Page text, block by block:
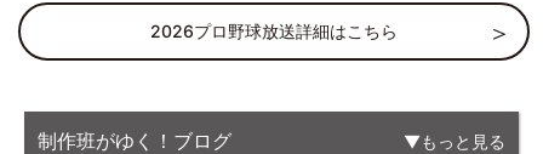
2026プロ野球放送詳細はこちら
制作班がゆく！ブログ もっと見る